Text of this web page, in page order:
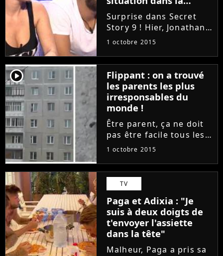
découverte de leur
secret
Surprise dans Secret
Story 9 ! Hier, Jonathan
a buzzé le secret des
décidé de confirmer son
buzz. Mais pour mettre
du piment dans le
quotidien des
candidats, la Voix...
1 octobre 2015
player2
Flippant : on a trouvé
les parents les plus
irresponsables du
monde !
Être parent, ça ne doit
pas être facile tous les
jours... Mais quand
ci-dessus fait depuis
peu le buzz sur les
réseaux sociaux. On y
voit un jeune garçon,
visiblement...
1 octobre 2015
TV
Paga et Adixia : "Je
suis à deux doigts de
t'envoyer l'assiette
dans la tête"
Malheur, Paga a pris sa